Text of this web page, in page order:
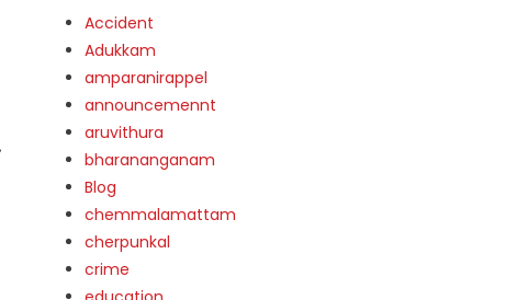
Accident
Adukkam
amparanirappel
announcemennt
aruvithura
bharananganam
Blog
chemmalamattam
cherpunkal
crime